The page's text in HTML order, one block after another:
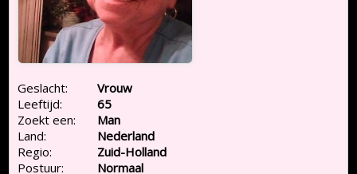
Geslacht:
Vrouw
Leeftijd:
65
Zoekt een:
Man
Land:
Nederland
Regio:
Zuid-Holland
Postuur:
Normaal